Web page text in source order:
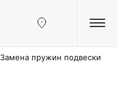
Замена пружин подвески